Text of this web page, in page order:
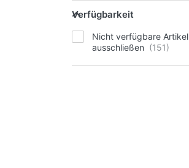
Verfügbarkeit
Nicht verfügbare Artikel
ausschließen